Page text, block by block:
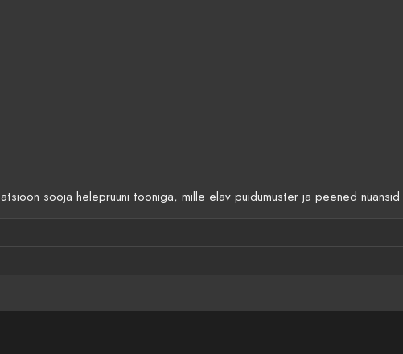
sooja helepruuni tooniga, mille elav puidumuster ja peened